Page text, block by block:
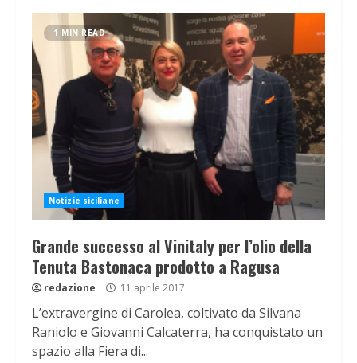
1 MIN READ
Notizie siciliane
Grande successo al Vinitaly per l’olio della
Tenuta Bastonaca prodotto a Ragusa
redazione 11 aprile 2017
L’extravergine di Carolea, coltivato da Silvana
Raniolo e Giovanni Calcaterra, ha conquistato un
spazio alla Fiera di...